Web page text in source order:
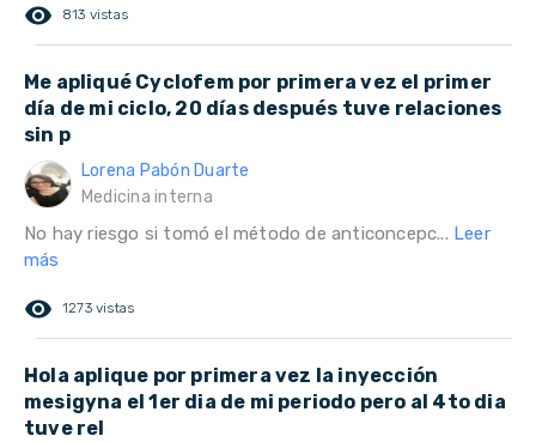
remove_red_eye 813 vistas
Me apliqué Cyclofem por primera vez el primer
día de mi ciclo, 20 días después tuve relaciones
sin p
Lorena Pabón Duarte
Medicina interna
No hay riesgo si tomó el método de anticoncepc... Leer
más
remove_red_eye 1273 vistas
Hola aplique por primera vez la inyección
mesigyna el 1er dia de mi periodo pero al 4to dia
tuve rel